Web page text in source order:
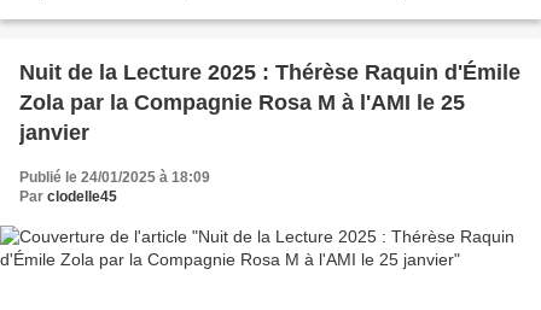
Nuit de la Lecture 2025 : Thérèse Raquin d'Émile
Zola par la Compagnie Rosa M à l'AMI le 25
janvier
Publié le 24/01/2025 à 18:09
Par clodelle45